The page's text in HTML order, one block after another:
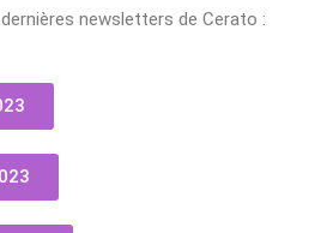
newsletters de Cerato :